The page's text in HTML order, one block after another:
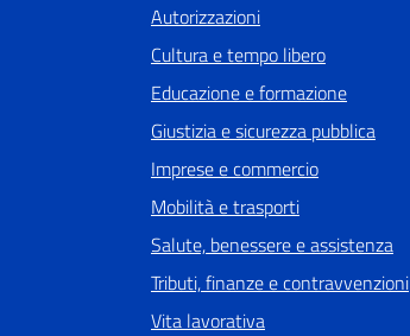
Autorizzazioni
Cultura e tempo libero
Educazione e formazione
Giustizia e sicurezza pubblica
Imprese e commercio
Mobilità e trasporti
Salute, benessere e assistenza
Tributi, finanze e contravvenzioni
Vita lavorativa